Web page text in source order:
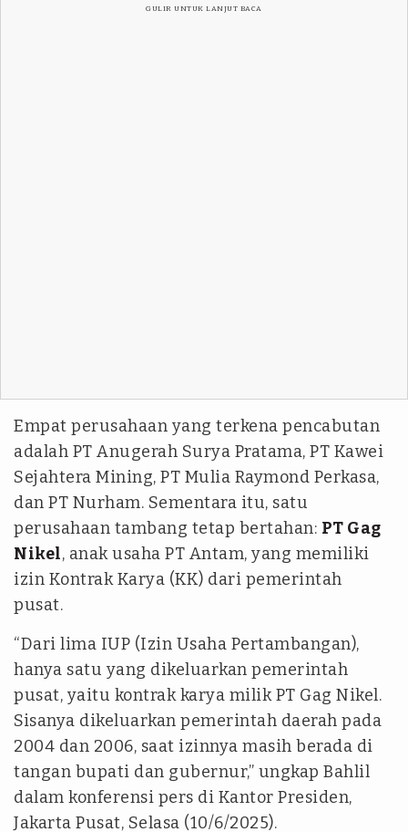
GULIR UNTUK LANJUT BACA
Empat perusahaan yang terkena pencabutan
adalah PT Anugerah Surya Pratama, PT Kawei
Sejahtera Mining, PT Mulia Raymond Perkasa,
dan PT Nurham. Sementara itu, satu
perusahaan tambang tetap bertahan: PT Gag
Nikel, anak usaha PT Antam, yang memiliki
izin Kontrak Karya (KK) dari pemerintah
pusat.
“Dari lima IUP (Izin Usaha Pertambangan),
hanya satu yang dikeluarkan pemerintah
pusat, yaitu kontrak karya milik PT Gag Nikel.
Sisanya dikeluarkan pemerintah daerah pada
2004 dan 2006, saat izinnya masih berada di
tangan bupati dan gubernur,” ungkap Bahlil
dalam konferensi pers di Kantor Presiden,
Jakarta Pusat, Selasa (10/6/2025).